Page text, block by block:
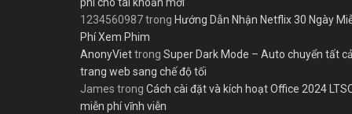
phí cho tài khoản mới
1234560987trong Hướng Dẫn Nhận Netflix 30 Ngày
Phí Xem Phim
AnonyViettrong Super Dark Mode – Auto chuyển tất cả
trang web sang chế độ tối
James trong Cách cài đặt và kích hoạt Office 2024
miễn phí vĩnh viễn